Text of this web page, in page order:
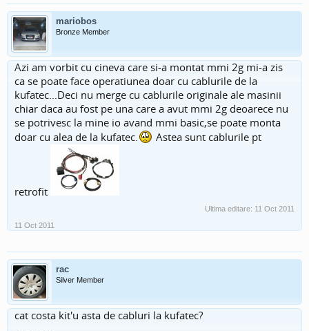
mariobos
Bronze Member
Azi am vorbit cu cineva care si-a montat mmi 2g mi-a zis
ca se poate face operatiunea doar cu cablurile de la
kufatec...Deci nu merge cu cablurile originale ale masinii
chiar daca au fost pe una care a avut mmi 2g deoarece nu
se potrivesc la mine io avand mmi basic,se poate monta
doar cu alea de la kufatec.
Astea sunt cablurile pt
retrofit
Ultima editare: 11 Oct 2011
11 Oct 2011
rac
Silver Member
cat costa kit'u asta de cabluri la kufatec?